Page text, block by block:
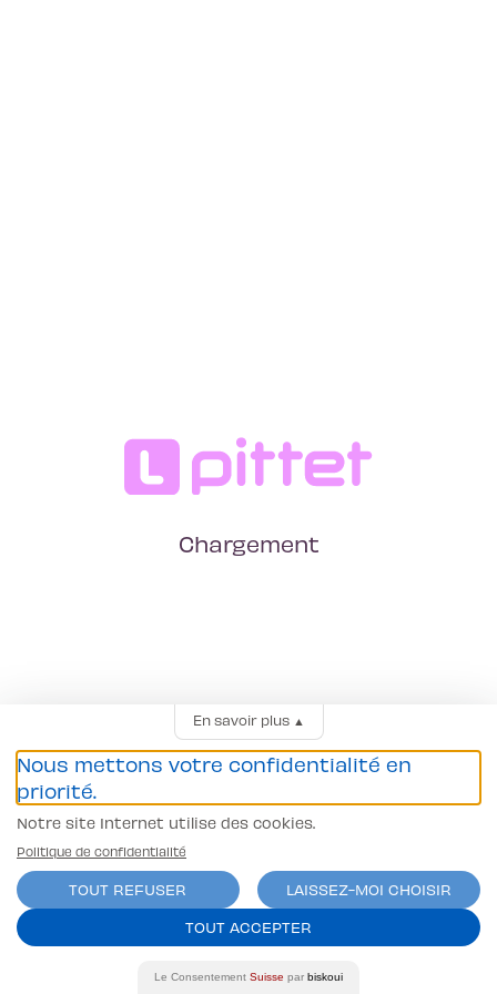
Chargement
En savoir plus▲
Nous mettons votre confidentialité en
priorité.
Notre site Internet utilise des cookies.
Politique de confidentialité
TOUT REFUSER
LAISSEZ-MOI CHOISIR
TOUT ACCEPTER
Le Consentement Suisse par biskoui